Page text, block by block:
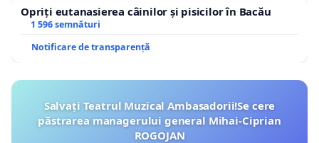
Opriți eutanasierea câinilor și pisicilor în Bacău
1 596 semnături
Notificare de transparență
Salvați Teatrul Muzical Ambasadorii!Se cere
păstrarea managerului general Mihai-Ciprian
ROGOJAN